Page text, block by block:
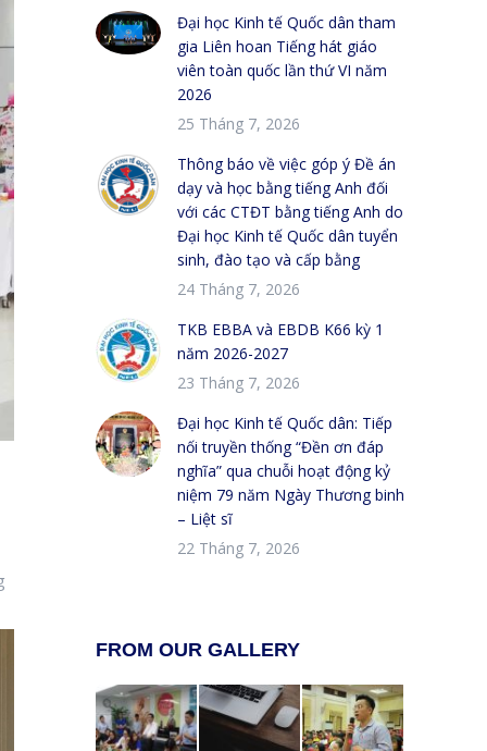
Đại học Kinh tế Quốc dân tham
gia Liên hoan Tiếng hát giáo
viên toàn quốc lần thứ VI năm
2026
25 Tháng 7, 2026
Thông báo về việc góp ý Đề án
dạy và học bằng tiếng Anh đối
với các CTĐT bằng tiếng Anh do
Đại học Kinh tế Quốc dân tuyển
sinh, đào tạo và cấp bằng
24 Tháng 7, 2026
TKB EBBA và EBDB K66 kỳ 1
năm 2026-2027
23 Tháng 7, 2026
Đại học Kinh tế Quốc dân: Tiếp
nối truyền thống “Đền ơn đáp
nghĩa” qua chuỗi hoạt động kỷ
niệm 79 năm Ngày Thương binh
– Liệt sĩ
22 Tháng 7, 2026
FROM OUR GALLERY